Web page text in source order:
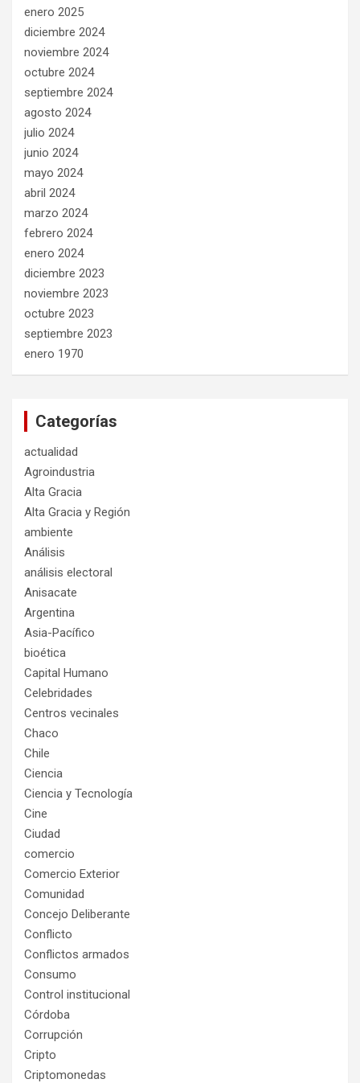
enero 2025
diciembre 2024
noviembre 2024
octubre 2024
septiembre 2024
agosto 2024
julio 2024
junio 2024
mayo 2024
abril 2024
marzo 2024
febrero 2024
enero 2024
diciembre 2023
noviembre 2023
octubre 2023
septiembre 2023
enero 1970
Categorías
actualidad
Agroindustria
Alta Gracia
Alta Gracia y Región
ambiente
Análisis
análisis electoral
Anisacate
Argentina
Asia-Pacífico
bioética
Capital Humano
Celebridades
Centros vecinales
Chaco
Chile
Ciencia
Ciencia y Tecnología
Cine
Ciudad
comercio
Comercio Exterior
Comunidad
Concejo Deliberante
Conflicto
Conflictos armados
Consumo
Control institucional
Córdoba
Corrupción
Cripto
Criptomonedas